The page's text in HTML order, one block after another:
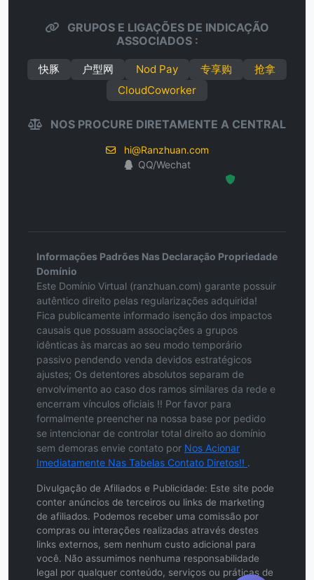
GRUPOS E LIGAÇÕES DE INDICAÇÃO
ASSOCIADOS :
快豚 户型网 Nod Pay 专享购
抢拿
CloudCoworker
NOS PROCURE DIRETAMENTE A CENTRAL
hi@Ranzhuan.com
QQ/Wechat
Informações Padrões Nas Declaração Propriedade
Domínio
Este Domínio Virtual (ranzhuan.com) garante possuir
autêntico direito pelas regularizações adquirida!
Fica publicamente informado isenção dos impactos
causais que possuam associações a grupos
idênticas às marcas ao seu modo temporário
passivo pendendo venda devidos estratégicos
ajustes; Os detentores absolutos separam de
envolvimento ao caso dos ramos similares da rede e
encerram vínculos oficiais !! Por favor para
formalmente preencher na nossa base por pedido
se intencionar de controlar total direito ao domínio
sem demoras envie contato por Nos Acionar
Imediatamente Nas Tabelas Contato Diretos!! .
Divulgação de Afiliados e Publicidade: Este site pode
conter anúncios de terceiros ou links de marketing
de afiliados. Podemos receber uma comissão por
compras ou interações realizadas através destes
links externos, sem nenhum custo adicional para
você. Não assumimos nenhuma responsabilidade
legal por qualquer conteúdo, serviços ou práticas de